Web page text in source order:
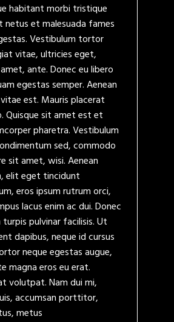
habitant morbi tristique
netus et malesuada fames
Vestibulum tortor
vitae, ultricies eget,
ante. Donec eu libero
egestas semper. Aenean
est. Mauris placerat
Quisque sit amet est et
pharetra. Vestibulum
sed, commodo
sit amet, wisi. Aenean
elit eget tincidunt
eros ipsum rutrum orci,
lacus enim ac dui. Donec
turpis pulvinar facilisis. Ut
dapibus, neque id cursus
neque egestas augue,
magna eros eu erat.
volutpat. Nam dui mi,
accumsan porttitor,
metus